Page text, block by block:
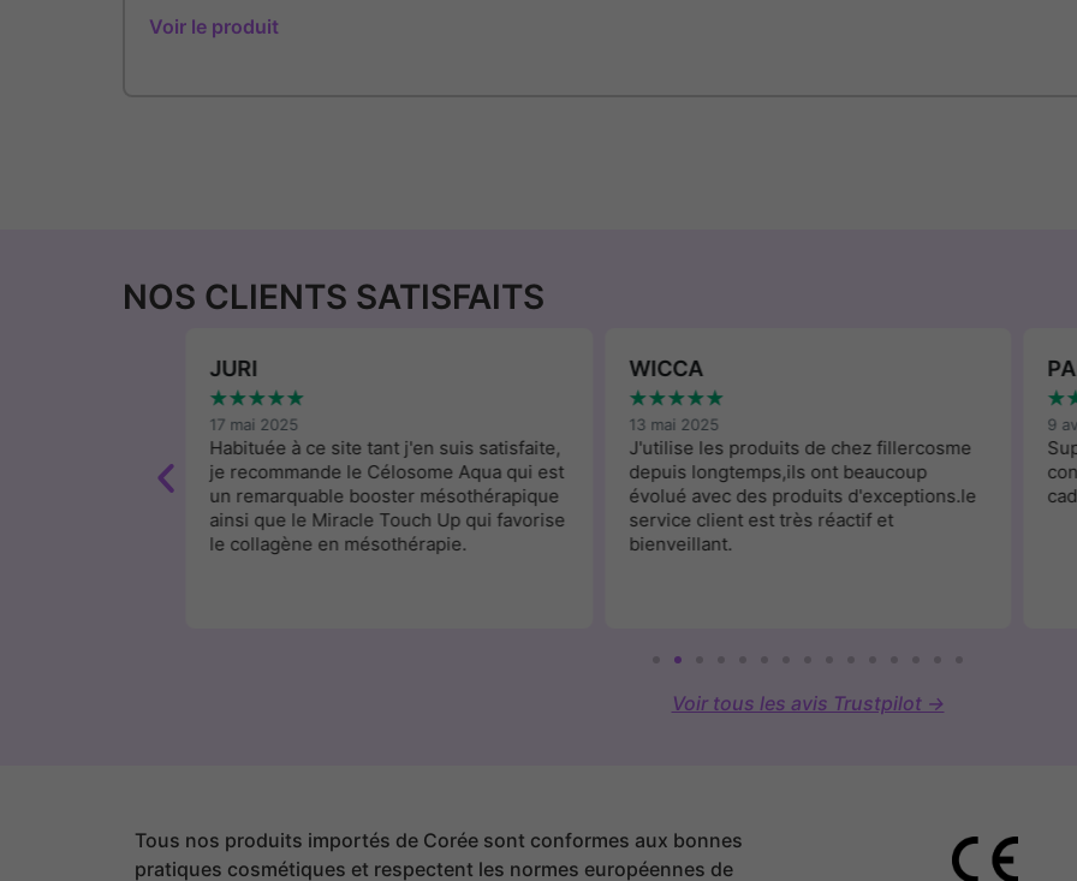
Voir le produit
NOS CLIENTS SATISFAITS
JURI
★★★★★
17 mai 2025
Habituée à ce site tant j'en suis satisfaite,
je recommande le Célosome Aqua qui est
un remarquable booster mésothérapique
ainsi que le Miracle Touch Up qui favorise
le collagène en mésothérapie.
WICCA
★★★★★
13 mai 2025
J'utilise les produits de chez fillercosme
depuis longtemps,ils ont beaucoup
évolué avec des produits d'exceptions.le
service client est très réactif et
bienveillant.
★
9
Voir tous les avis Trustpilot →
Tous nos produits importés de Corée sont conformes aux bonnes
pratiques cosmétiques et respectent les normes européennes de